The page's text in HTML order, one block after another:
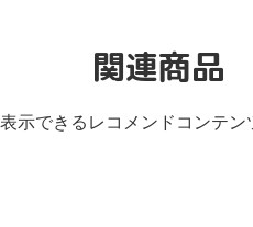
関連商品
表示できるレコメンドコンテン